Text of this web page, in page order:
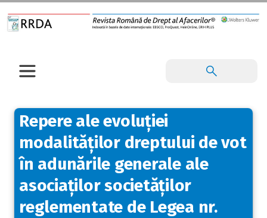
Repere ale evoluției
modalităților dreptului de vot
în adunările generale ale
asociaților societăților
reglementate de Legea nr.